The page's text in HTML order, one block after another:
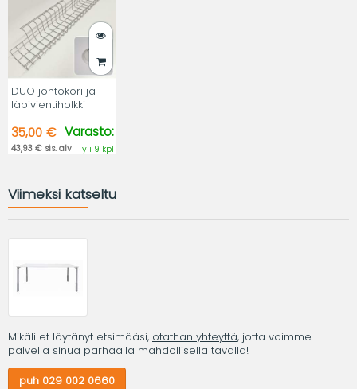
DUO johtokori ja
läpivientiholkki
35,00 €
43,93 € sis. alv
Varasto:
yli 9 kpl
Viimeksi katseltu
Mikäli et löytänyt etsimääsi, otathan yhteyttä, jotta voimme
palvella sinua parhaalla mahdollisella tavalla!
puh 029 002 0660